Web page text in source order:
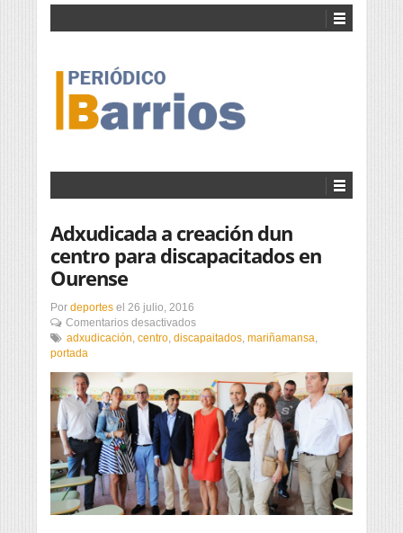
Adxudicada a creación dun
centro para discapacitados en
Ourense
Por deportes el 26 julio, 2016
Comentarios desactivadosen
Adxudicada
dun
centro
para
discapacitados
Ourense
adxudicación, centro, discapaitados, mariñamansa,
portada